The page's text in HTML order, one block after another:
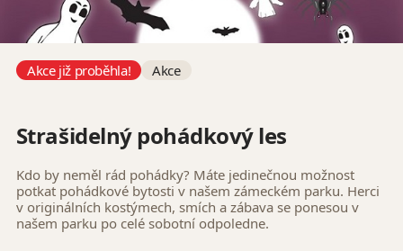
Akce již proběhla! Akce
Strašidelný pohádkový les
Kdo by neměl rád pohádky? Máte jedinečnou možnost
potkat pohádkové bytosti v našem zámeckém parku. Herci
v originálních kostýmech, smích a zábava se ponesou v
našem parku po celé sobotní odpoledne.